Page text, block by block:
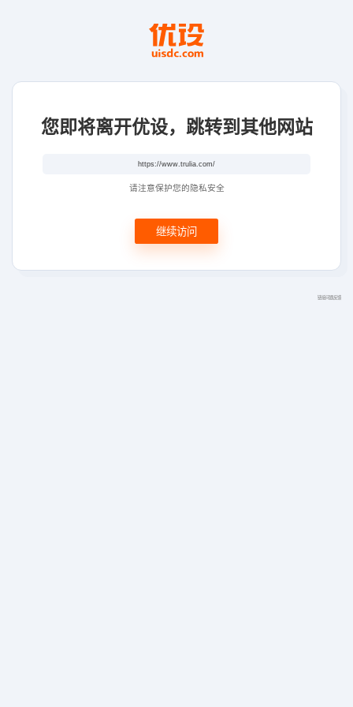
您即将离开优设，跳转到其他网站
请注意保护您的隐私安全
继续访问
链接问题反馈